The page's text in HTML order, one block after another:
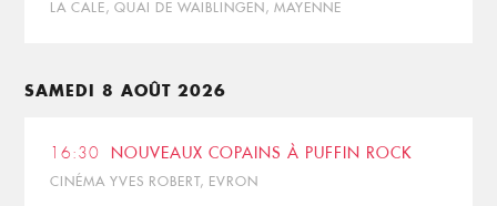
LA CALE, QUAI DE WAIBLINGEN, MAYENNE
SAMEDI 8 AOÛT 2026
16:30 NOUVEAUX COPAINS À PUFFIN ROCK
CINÉMA YVES ROBERT, EVRON